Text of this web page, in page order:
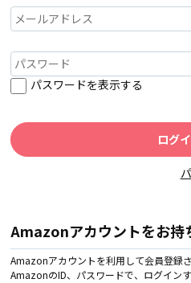
パスワードを表示する
Amazonアカウントをお持
Amazonアカウントを利用して会員登録さ
AmazonのID、パスワードで、ログインす